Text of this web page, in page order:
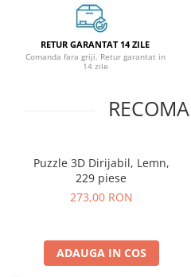
RETUR GARANTAT 14 ZILE
Comanda fara griji. Retur garantat in
14 zile
Puzzle 3D Dirijabil, Lemn,
229 piese
273,00 RON
ADAUGA IN COS